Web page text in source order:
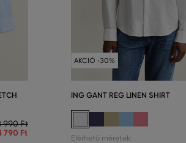
990 Ft
790 Ft
AKCIÓ -30%
ING GANT REG LINEN SHIRT
Elérhető méretek: